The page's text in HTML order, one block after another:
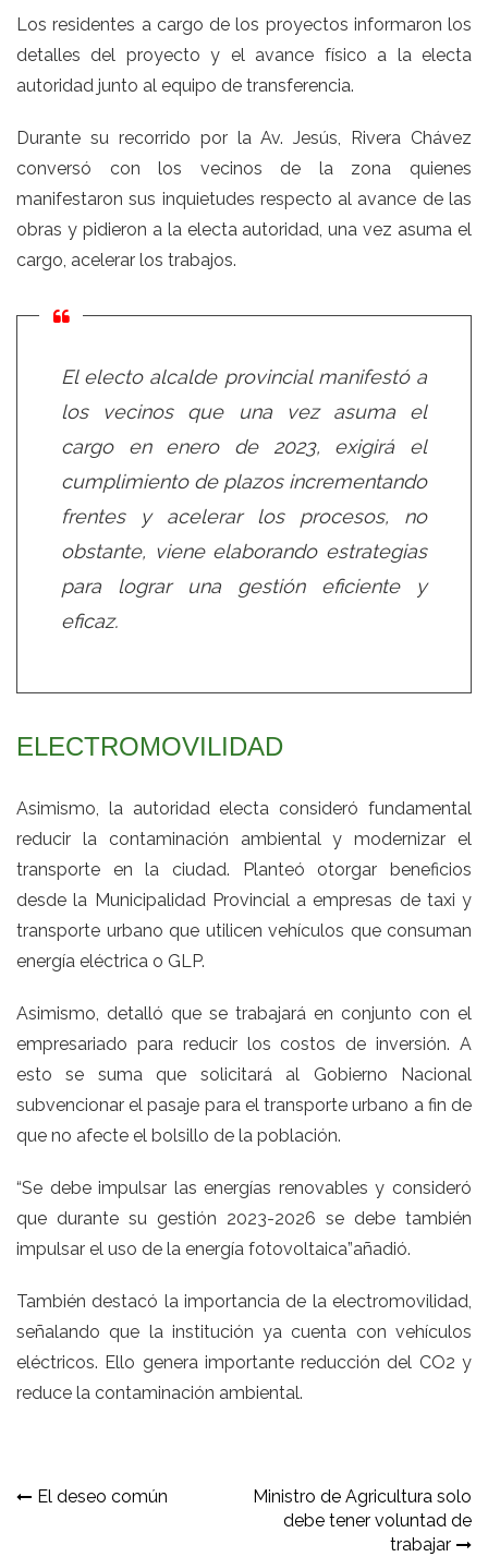
Los residentes a cargo de los proyectos informaron los
detalles del proyecto y el avance físico a la electa
autoridad junto al equipo de transferencia.
Durante su recorrido por la Av. Jesús, Rivera Chávez
conversó con los vecinos de la zona quienes
manifestaron sus inquietudes respecto al avance de las
obras y pidieron a la electa autoridad, una vez asuma el
cargo, acelerar los trabajos.
El electo alcalde provincial manifestó a
los vecinos que una vez asuma el
cargo en enero de 2023, exigirá el
cumplimiento de plazos incrementando
frentes y acelerar los procesos, no
obstante, viene elaborando estrategias
para lograr una gestión eficiente y
eficaz.
ELECTROMOVILIDAD
Asimismo, la autoridad electa consideró fundamental
reducir la contaminación ambiental y modernizar el
transporte en la ciudad. Planteó otorgar beneficios
desde la Municipalidad Provincial a empresas de taxi y
transporte urbano que utilicen vehículos que consuman
energía eléctrica o GLP.
Asimismo, detalló que se trabajará en conjunto con el
empresariado para reducir los costos de inversión. A
esto se suma que solicitará al Gobierno Nacional
subvencionar el pasaje para el transporte urbano a fin de
que no afecte el bolsillo de la población.
“Se debe impulsar las energías renovables y consideró
que durante su gestión 2023-2026 se debe también
impulsar el uso de la energía fotovoltaica”añadió.
También destacó la importancia de la electromovilidad,
señalando que la institución ya cuenta con vehículos
eléctricos. Ello genera importante reducción del CO2 y
reduce la contaminación ambiental.
Navegación
El deseo común
Ministro de Agricultura solo
debe tener voluntad de
trabajar